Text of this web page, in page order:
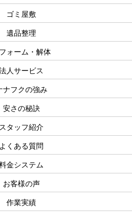
ゴミ屋敷
遺品整理
ォーム・解体
人サービス
ナフクの強み
安さの秘訣
スタッフ紹介
よくある質問
金システム
お客様の声
作業実績